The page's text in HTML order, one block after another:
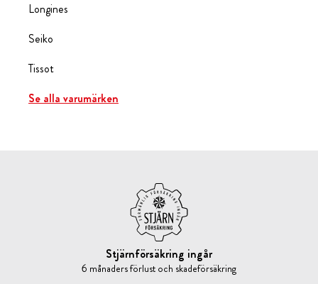
Longines
Seiko
Tissot
Se alla varumärken
Stjärnförsäkring ingår
6 månaders förlust och skadeförsäkring